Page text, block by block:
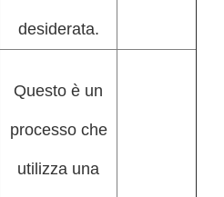
desiderata.
Questo è un
processo che
utilizza una